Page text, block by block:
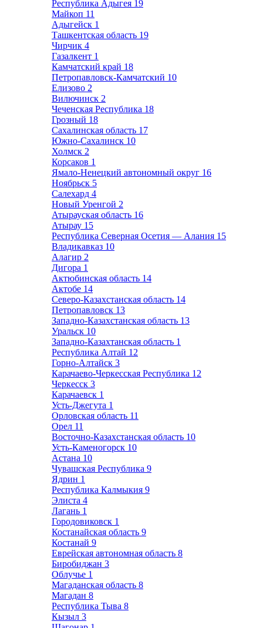
Республика Адыгея 19
Майкоп 11
Адыгейск 1
Ташкентская область 19
Чирчик 4
Газалкент 1
Камчатский край 18
Петропавловск-Камчатский 10
Елизово 2
Вилючинск 2
Чеченская Республика 18
Грозный 18
Сахалинская область 17
Южно-Сахалинск 10
Холмск 2
Корсаков 1
Ямало-Ненецкий автономный округ 16
Ноябрьск 5
Салехард 4
Новый Уренгой 2
Атырауская область 16
Атырау 15
Республика Северная Осетия — Алания 15
Владикавказ 10
Алагир 2
Дигора 1
Актюбинская область 14
Актобе 14
Северо-Казахстанская область 14
Петропавловск 13
Западно-Казахстанская область 13
Уральск 10
Западно-Казахтанская область 1
Республика Алтай 12
Горно-Алтайск 3
Карачаево-Черкесская Республика 12
Черкесск 3
Карачаевск 1
Усть-Джегута 1
Орловская область 11
Орел 11
Восточно-Казахстанская область 10
Усть-Каменогорск 10
Астана 10
Чувашская Республика 9
Ядрин 1
Республика Калмыкия 9
Элиста 4
Лагань 1
Городовиковск 1
Костанайская область 9
Костанай 9
Еврейская автономная область 8
Биробиджан 3
Облучье 1
Магаданская область 8
Магадан 8
Республика Тыва 8
Кызыл 3